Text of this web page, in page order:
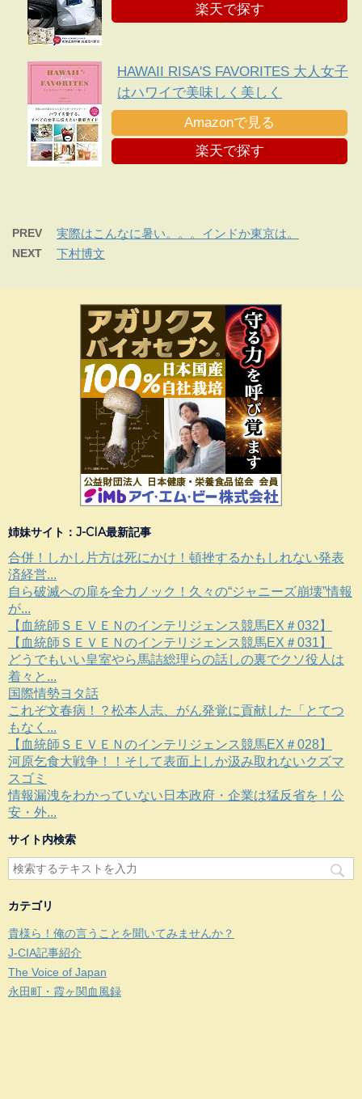
楽天で探す
HAWAII RISA'S FAVORITES 大人女子
はハワイで美味しく美しく
Amazonで見る
楽天で探す
PREV 実際はこんなに暑い。。。インドか東京は。
NEXT 下村博文
姉妹サイト：J-CIA最新記事
合併！しかし片方は死にかけ！頓挫するかもしれない発表
済経営...
自ら破滅への扉を全力ノック！久々の“ジャニーズ崩壊”情報
が...
【血統師ＳＥＶＥＮのインテリジェンス競馬EX＃032】
【血統師ＳＥＶＥＮのインテリジェンス競馬EX＃031】
どうでもいい皇室やら馬詰総理らの話しの裏でクソ役人は
着々と...
国際情勢ヨタ話
これぞ文春病！？松本人志、がん発覚に貢献した「とてつ
もなく...
【血統師ＳＥＶＥＮのインテリジェンス競馬EX＃028】
河原乞食大戦争！！そして表面上しか汲み取れないクズマ
スゴミ
情報漏洩をわかっていない日本政府・企業は猛反省を！公
安・外...
サイト内検索
カテゴリ
貴様ら！俺の言うことを聞いてみませんか？
J-CIA記事紹介
The Voice of Japan
永田町・霞ヶ関血風録